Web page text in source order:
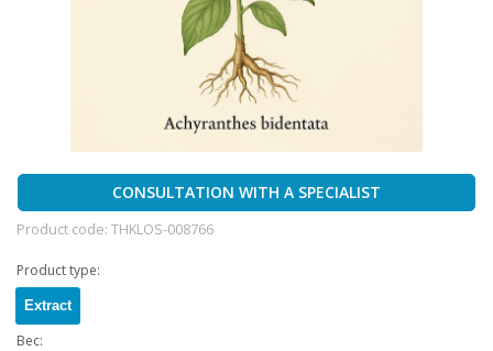
CONSULTATION WITH A SPECIALIST
Product code: THKLOS-008766
Product type:
Extract
Вес: